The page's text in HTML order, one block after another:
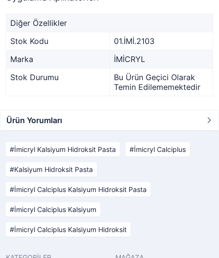
Diğer Özellikler
Stok Kodu
01.İMİ.2103
Marka
İMİCRYL
Stok Durumu
Bu Ürün Geçici Olarak
Temin Edilememektedir
Ürün Yorumları
İmicryl Kalsiyum Hidroksit Pasta İmicryl Calciplus
Kalsiyum Hidroksit Pasta
İmicryl Calciplus Kalsiyum Hidroksit Pasta
İmicryl Calciplus Kalsiyum
İmicryl Calciplus Kalsiyum Hidroksit